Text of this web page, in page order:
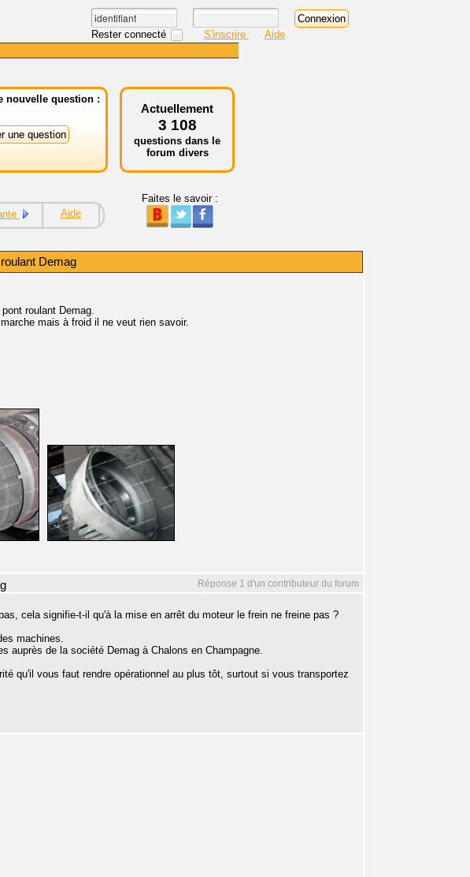
Rester connecté S'inscrire Aide
nouvelle question :
Actuellement
3 108
questions dans le
forum divers
Aide
Faites le savoir :
Demag
roulant Demag.
mais à froid il ne veut rien savoir.
Réponse 1 d'un contributeur du forum
cela signifie-t-il qu'à la mise en arrêt du moteur le frein ne freine pas ?
machines.
auprès de la société Demag à Chalons en Champagne.
qu'il vous faut rendre opérationnel au plus tôt, surtout si vous transportez